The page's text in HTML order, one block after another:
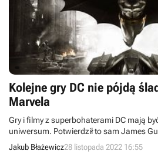
Kolejne gry DC nie pójdą
Marvela
Gry i filmy z superbohaterami DC mają
uniwersum. Potwierdził to sam James
Jakub Błażewicz28 listopada 2022 16:55